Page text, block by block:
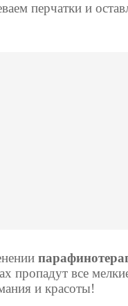
перчатки и
пропадут все
и красоты!